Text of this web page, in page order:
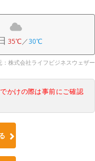
35℃／30℃
：株式会社ライフビジネスウェザー
かけの際は事前にご確認